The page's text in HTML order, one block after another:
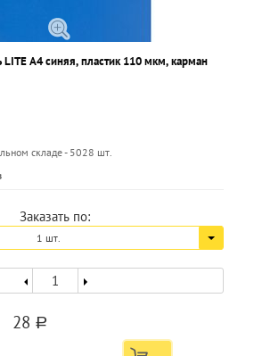
LITE А4 синяя, пластик 110 мкм, карман
складе - 5028 шт.
Заказать по:
1 шт.
28 a